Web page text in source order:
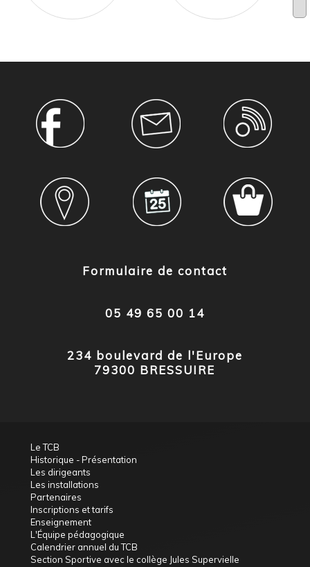
Formulaire de contact
05 49 65 00 14
234 boulevard de l'Europe
79300 BRESSUIRE
Le TCB
Historique - Présentation
Les dirigeants
Les installations
Partenaires
Inscriptions et tarifs
Enseignement
L'Équipe pédagogique
Calendrier annuel du TCB
Section Sportive avec le collège Jules Supervielle